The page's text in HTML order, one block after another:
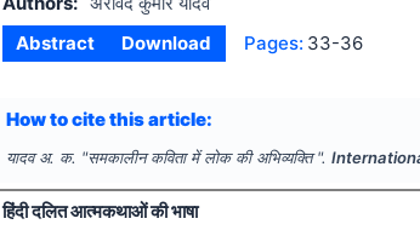
Abstract
Download Pages: 33-36
How to cite this article:
यादव अ. क. "समकालीन कविता में लोक की अभिव्यक्ति ".
हिंदी दलित आत्मकथाओं की भाषा